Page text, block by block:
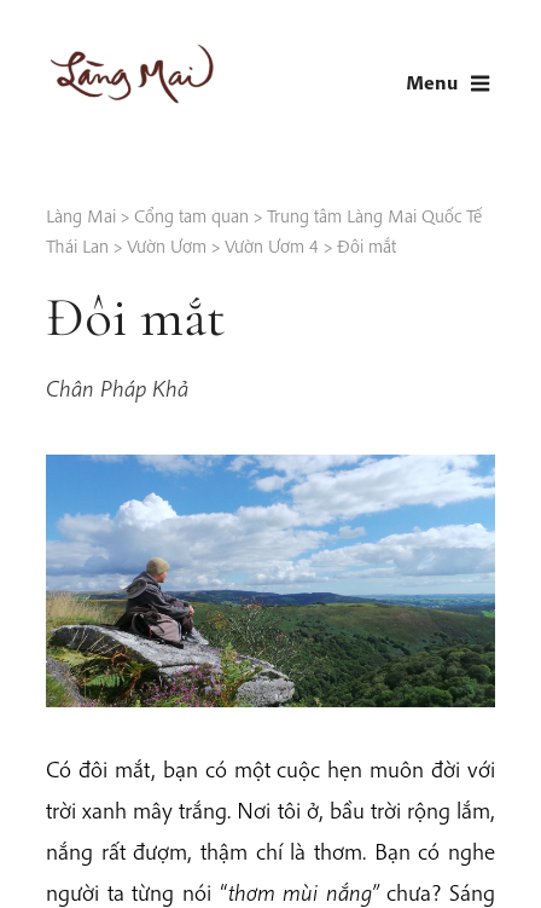
content
Menu
Làng Mai > Cổng tam quan > Trung tâm Làng Mai Quốc Tế
Thái Lan > Vườn Ươm > Vườn Ươm 4 > Đôi mắt
Đôi mắt
Chân Pháp Khả
Có đôi mắt, bạn có một cuộc hẹn muôn đời với
trời xanh mây trắng. Nơi tôi ở, bầu trời rộng lắm,
nắng rất đượm, thậm chí là thơm. Bạn có nghe
người ta từng nói “thơm mùi nắng”chưa? Sáng